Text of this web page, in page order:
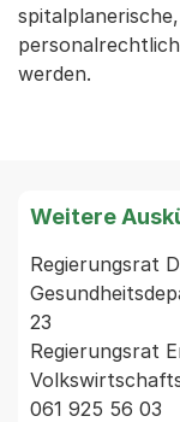
werden.
Weitere
Regierungsrat
23
Regierungsrat
061 925 56 03